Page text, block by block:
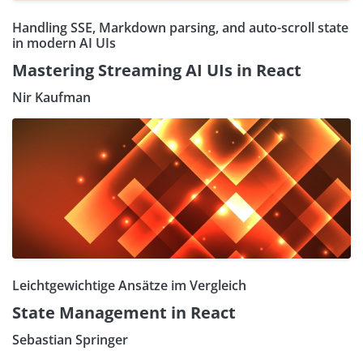
Handling SSE, Markdown parsing, and auto-scroll state
in modern AI UIs
Mastering Streaming AI UIs in React
Nir Kaufman
Leichtgewichtige Ansätze im Vergleich
State Management in React
Sebastian Springer